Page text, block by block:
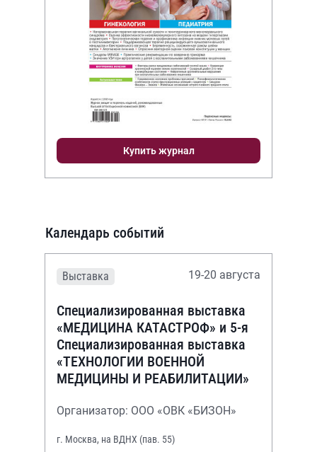
Купить журнал
Календарь событий
Выставка 19-20 августа
Специализированная выставка
«МЕДИЦИНА КАТАСТРОФ» и 5-я
Специализированная выставка
«ТЕХНОЛОГИИ ВОЕННОЙ
МЕДИЦИНЫ И РЕАБИЛИТАЦИИ»
Организатор: ООО «ОВК «БИЗОН»
г. Москва, на ВДНХ (пав. 55)